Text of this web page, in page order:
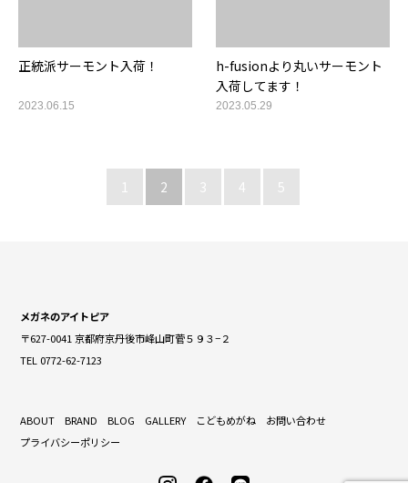
正統派サーモント入荷！
2023.06.15
h-fusionより丸いサーモント
入荷してます！
2023.05.29
1 2 3 4 5
メガネのアイトピア
〒627-0041 京都府京丹後市峰山町菅５９３−２
TEL 0772-62-7123
ABOUT BRAND BLOG GALLERY こどもめがね
お問い合わせ
プライバシーポリシー